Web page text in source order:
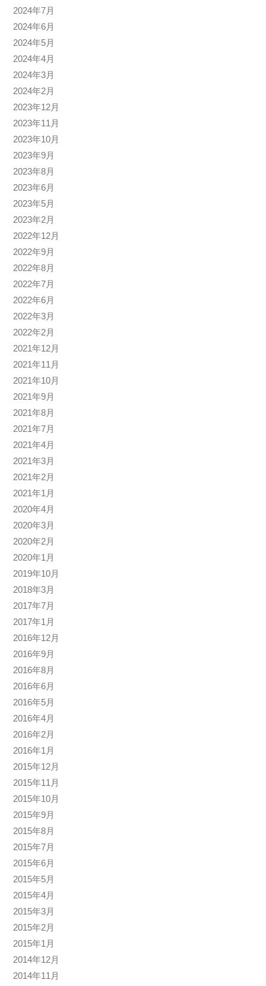
2024年7月
2024年6月
2024年5月
2024年4月
2024年3月
2024年2月
2023年12月
2023年11月
2023年10月
2023年9月
2023年8月
2023年6月
2023年5月
2023年2月
2022年12月
2022年9月
2022年8月
2022年7月
2022年6月
2022年3月
2022年2月
2021年12月
2021年11月
2021年10月
2021年9月
2021年8月
2021年7月
2021年4月
2021年3月
2021年2月
2021年1月
2020年4月
2020年3月
2020年2月
2020年1月
2019年10月
2018年3月
2017年7月
2017年1月
2016年12月
2016年9月
2016年8月
2016年6月
2016年5月
2016年4月
2016年2月
2016年1月
2015年12月
2015年11月
2015年10月
2015年9月
2015年8月
2015年7月
2015年6月
2015年5月
2015年4月
2015年3月
2015年2月
2015年1月
2014年12月
2014年11月